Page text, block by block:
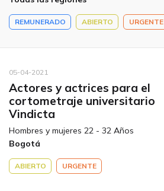
REMUNERADO ABIERTO URGENTE
05-04-2021
Actores y actrices para el
cortometraje universitario
Vindicta
Hombres y mujeres 22 - 32 Años
Bogotá
ABIERTO URGENTE